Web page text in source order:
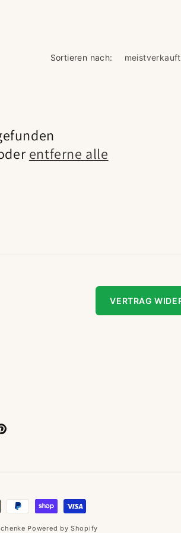
Sortieren nach:
entferne alle
VERTRAG
Powered by Shopify